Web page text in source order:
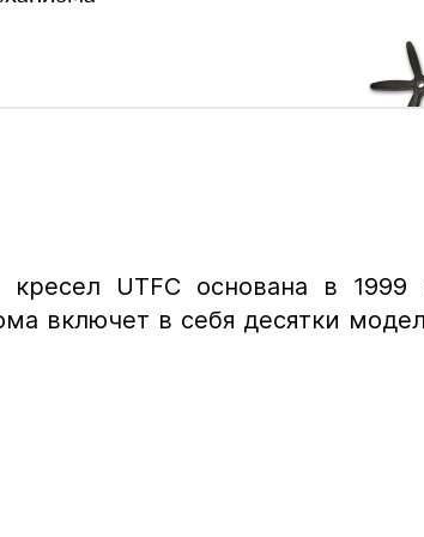
покрытий.
зафиксировать кресло в
UTFC основана в 1999
включет в себя десятки